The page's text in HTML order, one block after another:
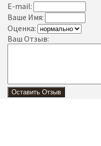
E-mail:
Ваше Имя:
Оценка:
Ваш Отзыв: